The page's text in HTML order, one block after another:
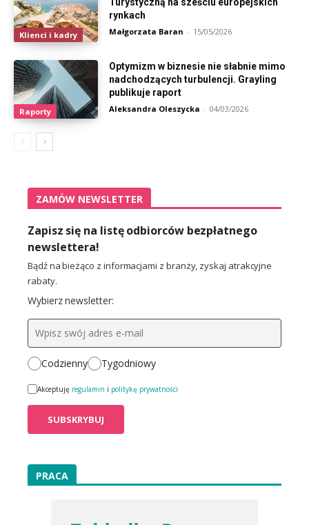
Klienci i kadry
rynkach
Małgorzata Baran - 15/05/2026
Raporty
Optymizm w biznesie nie słabnie mimo
nadchodzących turbulencji. Grayling
publikuje raport
Aleksandra Oleszycka - 04/03/2026
ZAMÓW NEWSLETTER
Zapisz się na listę odbiorców bezpłatnego
newslettera!
Bądź na bieżąco z informacjami z branży, zyskaj atrakcyjne
rabaty.
Wybierz newsletter:
Codzienny Tygodniowy
Akceptuję regulamin i politykę prywatności
PRACA